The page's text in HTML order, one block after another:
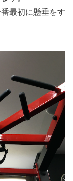
最初に懸垂をす